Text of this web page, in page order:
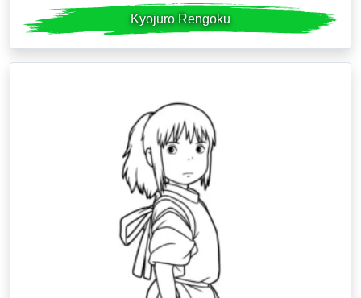
Kyojuro Rengoku